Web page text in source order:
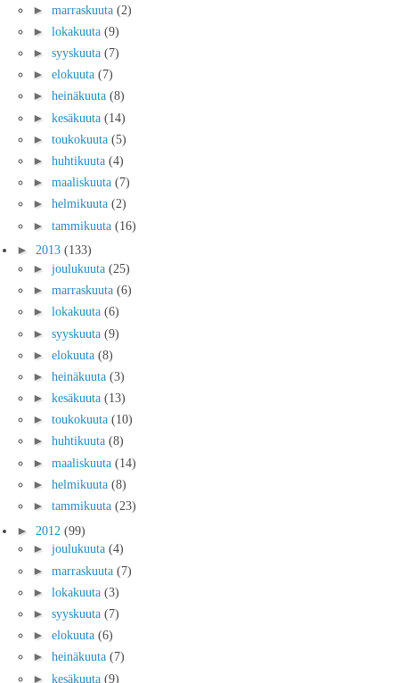
► marraskuuta (2)
► lokakuuta (9)
► syyskuuta (7)
► elokuuta (7)
► heinäkuuta (8)
► kesäkuuta (14)
► toukokuuta (5)
► huhtikuuta (4)
► maaliskuuta (7)
► helmikuuta (2)
► tammikuuta (16)
► 2013 (133)
► joulukuuta (25)
► marraskuuta (6)
► lokakuuta (6)
► syyskuuta (9)
► elokuuta (8)
► heinäkuuta (3)
► kesäkuuta (13)
► toukokuuta (10)
► huhtikuuta (8)
► maaliskuuta (14)
► helmikuuta (8)
► tammikuuta (23)
► 2012 (99)
► joulukuuta (4)
► marraskuuta (7)
► lokakuuta (3)
► syyskuuta (7)
► elokuuta (6)
► heinäkuuta (7)
► kesäkuuta (9)